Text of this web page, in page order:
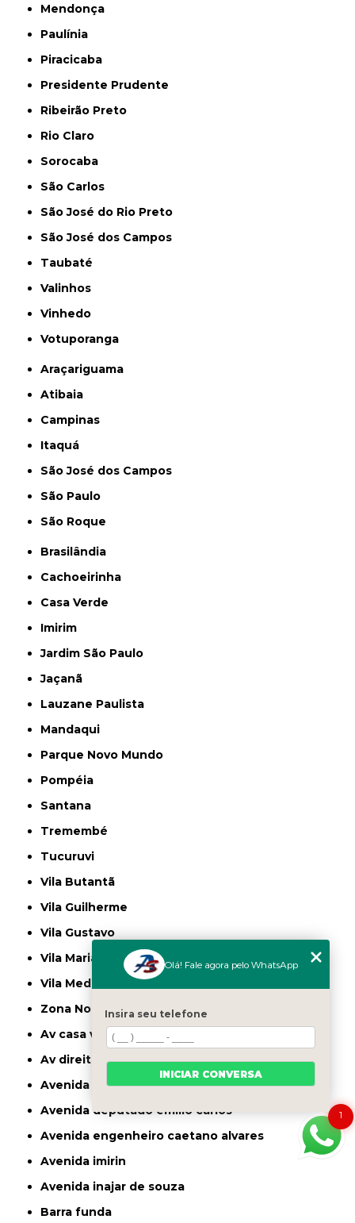
Mendonça
Paulínia
Piracicaba
Presidente Prudente
Ribeirão Preto
Rio Claro
Sorocaba
São Carlos
São José do Rio Preto
São José dos Campos
Taubaté
Valinhos
Vinhedo
Votuporanga
Araçariguama
Atibaia
Campinas
Itaquá
São José dos Campos
São Paulo
São Roque
Brasilândia
Cachoeirinha
Casa Verde
Imirim
Jardim São Paulo
Jaçanã
Lauzane Paulista
Mandaqui
Parque Novo Mundo
Pompéia
Santana
Tremembé
Tucuruvi
Vila Butantã
Vila Guilherme
Vila Gustavo
Vila Maria
Vila Medeiros
Zona Norte
av casa verde
av direitos humanos
avenida casa verde
avenida deputado emilio carlos
avenida engenheiro caetano alvares
avenida imirin
avenida inajar de souza
barra funda
1
Olá! Fale agora pelo WhatsApp
Insira seu telefone
INICIAR CONVERSA